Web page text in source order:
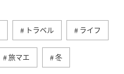
トラベル ライフ
旅マエ 冬